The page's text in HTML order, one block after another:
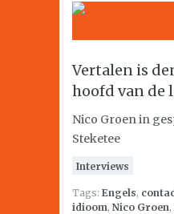
Vertalen is
hoofd van de
Nico Groen in
Steketee
Interviews
Tags: Engels,
idioom, Nico Groen,